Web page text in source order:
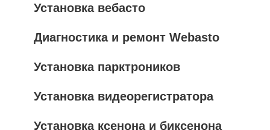
Установка вебасто
Диагностика и ремонт Webasto
Установка парктроников
Установка видеорегистратора
Установка ксенона и биксенона